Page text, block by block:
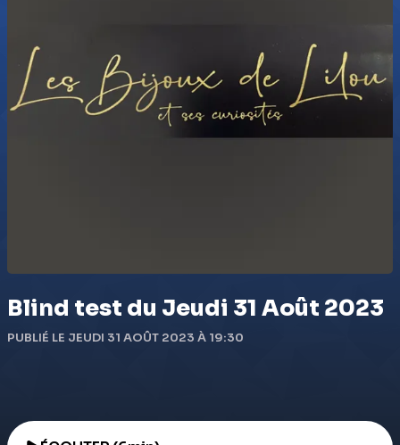
Blind test du Jeudi 31 Août 2023
PUBLIÉ LE JEUDI 31 AOÛT 2023 À 19:30